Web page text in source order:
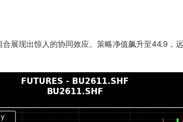
展现出惊人的协同效应。策略净值飙升至44.9，